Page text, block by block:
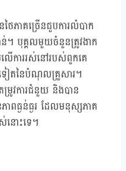
ៃភាគច្រើនជួបការលំបាក
បុគ្គលមួយចំនួនត្រូវងាក
ើការរស់នៅរបស់ពួកគេ
ទៀតនៃបំណុលគ្រួសារ។
វការជំនួយ និងបាន
ភាពធ្ងន់ធ្ងរ ដែលមនុស្សភាគ
នោះទេ។